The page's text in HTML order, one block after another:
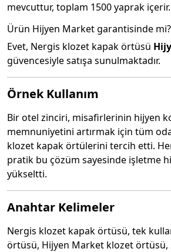
mevcuttur, toplam 1500 yaprak içerir.
Ürün Hijyen Market garantisinde mi?
Evet, Nergis klozet kapak örtüsü
güvencesiyle satışa sunulmaktadır.
Örnek Kullanım
Bir otel zinciri, misafirlerinin hijyen
memnuniyetini artırmak için tüm
klozet kapak örtülerini tercih etti.
pratik bu çözüm sayesinde işletme
yükseltti.
Anahtar Kelimeler
Nergis klozet kapak örtüsü, tek
örtüsü, Hijyen Market klozet örtüsü,